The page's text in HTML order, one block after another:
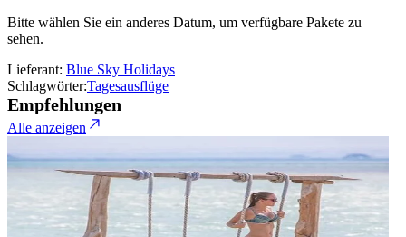
Bitte wählen Sie ein anderes Datum, um verfügbare Pakete zu
sehen.
Lieferant: Blue Sky Holidays
Schlagwörter:Tagesausflüge
Empfehlungen
Alle anzeigen